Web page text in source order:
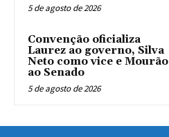
5 de agosto de 2026
Convenção oficializa
Laurez ao governo, Silva
Neto como vice e Mourão
ao Senado
5 de agosto de 2026